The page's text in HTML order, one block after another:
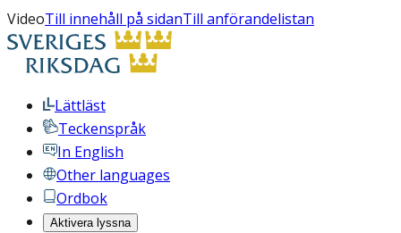
VideoTill innehåll på sidanTill anförandelistan
Lättläst
Teckenspråk
In English
Other languages
Ordbok
Aktivera lyssna